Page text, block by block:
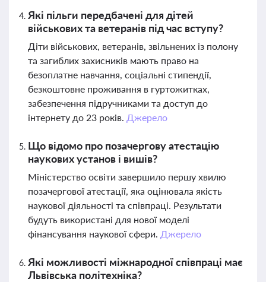
Які пільги передбачені для дітей
військових та ветеранів під час вступу?
Діти військових, ветеранів, звільнених із полону
та загиблих захисників мають право на
безоплатне навчання, соціальні стипендії,
безкоштовне проживання в гуртожитках,
забезпечення підручниками та доступ до
інтернету до 23 років. Джерело
Що відомо про позачергову атестацію
наукових установ і вишів?
Міністерство освіти завершило першу хвилю
позачергової атестації, яка оцінювала якість
наукової діяльності та співпраці. Результати
будуть використані для нової моделі
фінансування наукової сфери. Джерело
Які можливості міжнародної співпраці має
Львівська політехніка?